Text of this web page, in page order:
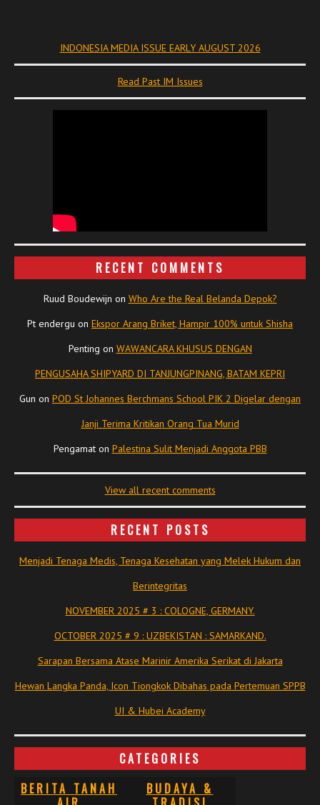
INDONESIA MEDIA ISSUE EARLY AUGUST 2026
Read Past IM Issues
RECENT COMMENTS
Ruud Boudewijn on Who Are the Real Belanda Depok?
Pt endergu on Ekspor Arang Briket, Hampir 100% untuk Shisha
Penting on WAWANCARA KHUSUS DENGAN
PENGUSAHA SHIPYARD DI TANJUNGPINANG, BATAM KEPRI
Gun on POD St Johannes Berchmans School PIK 2 Digelar dengan
Janji Terima Kritikan Orang Tua Murid
Pengamaton Palestina Sulit Menjadi Anggota PBB
View all recent comments
RECENT POSTS
Menjadi Tenaga Medis, Tenaga Kesehatan yang Melek Hukum dan
Berintegritas
NOVEMBER 2025 # 3 : COLOGNE, GERMANY.
OCTOBER 2025 # 9 : UZBEKISTAN : SAMARKAND.
Sarapan Bersama Atase Marinir Amerika Serikat di Jakarta
Hewan Langka Panda, Icon Tiongkok Dibahas pada Pertemuan SPPB
UI & Hubei Academy
CATEGORIES
BERITA TANAH
BUDAYA &